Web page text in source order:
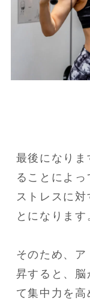
最後になり
ることによっ
ストレスに
とになります
そのため、
昇すると、脳
て集中力を高